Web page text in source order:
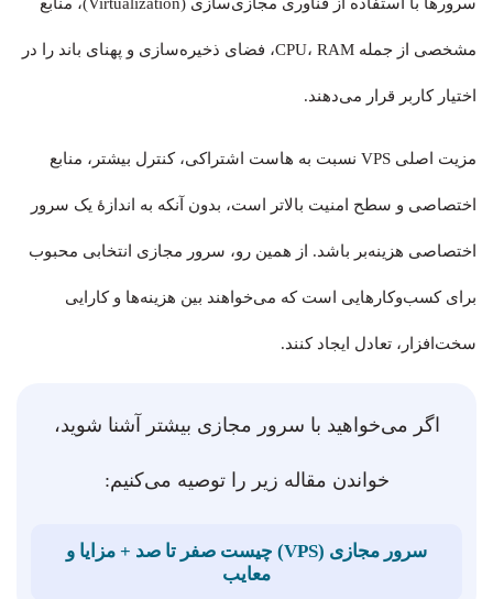
مشخصی از جمله CPU، RAM، فضای ذخیره‌سازی و پهنای باند را در
اختیار کاربر قرار می‌دهند.
مزیت اصلی VPS نسبت به هاست اشتراکی، کنترل بیشتر، منابع
اختصاصی و سطح امنیت بالاتر است، بدون آنکه به اندازهٔ یک سرور
اختصاصی هزینه‌بر باشد. از همین رو، سرور مجازی انتخابی محبوب
برای کسب‌وکارهایی است که می‌خواهند بین هزینه‌ها و کارایی
سخت‌افزار، تعادل ایجاد کنند.
اگر می‌خواهید با سرور مجازی بیشتر آشنا شوید،
خواندن مقاله زیر را توصیه می‌کنیم:
سرور مجازی (VPS) چیست صفر تا صد + مزایا و
معایب